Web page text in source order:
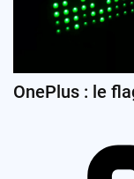
OnePlus : le